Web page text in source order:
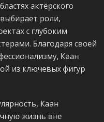
актёрского
роли,
с глубоким
Благодаря своей
Каан
из ключевых фигур
Каан
жизнь вне